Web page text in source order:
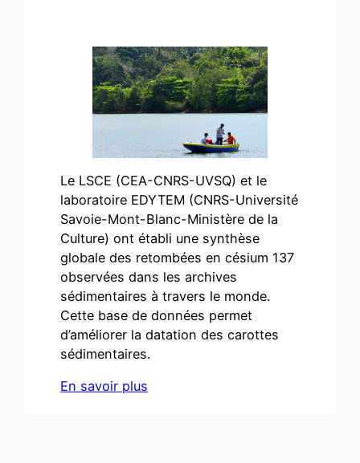
​Le LSCE (CEA-CNRS-UVSQ) et le
laboratoire EDYTEM (CNRS-Université
Savoie-Mont-Blanc-Ministère de la
Culture) ont établi une synthèse
globale des retombées en césium 137
observées dans les archives
sédimentaires à travers le monde.
Cette base de données permet
d’améliorer la datation des carottes
sédimentaires.
En savoir plus